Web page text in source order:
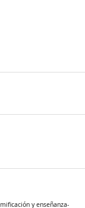
y enseñanza-